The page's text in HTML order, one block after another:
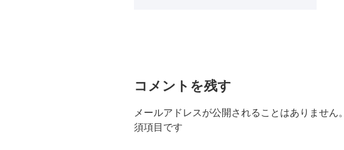
コメントを残す
メールアドレスが公開されることはありません。
須項目です